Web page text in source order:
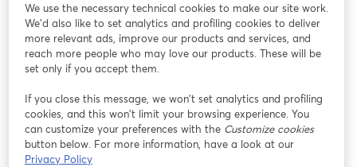
หากมีปัญหา
เปิดในแท็บใหม่
We use the necessary technical cookies to make our site work.
We'd also like to set analytics and profiling cookies to deliver
more relevant ads, improve our products and services, and
reach more people who may love our products. These will be
set only if you accept them.
If you close this message, we won’t set analytics and profiling
cookies, and this won’t limit your browsing experience. You
can customize your preferences with the Customize cookies
button below. For more information, have a look at our
Privacy Policy